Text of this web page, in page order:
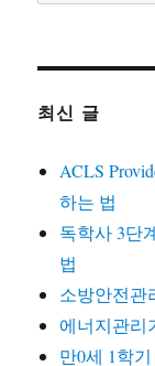
최신 글
ACLS
하는 법
독학사 3단
법
소방안전관
에너지관리
만0세 1학